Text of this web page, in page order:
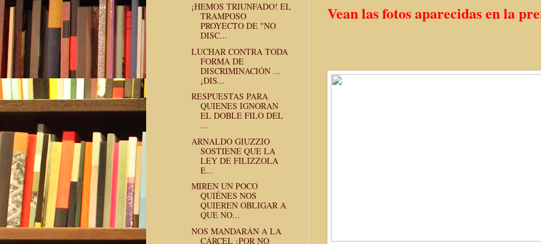
Vean las fotos aparecidas en la
¡HEMOS TRIUNFADO! EL
TRAMPOSO
PROYECTO DE "NO
DISC...
LUCHAR CONTRA TODA
FORMA DE
DISCRIMINACIÓN ...
¡DIS...
RESPUESTAS PARA
QUIENES IGNORAN
EL DOBLE FILO DEL
...
ARNALDO GIUZZIO
SOSTIENE QUE LA
LEY DE FILIZZOLA
E...
MIREN UN POCO
QUIÉNES NOS
QUIEREN OBLIGAR A
QUE NO...
NOS MANDARÁN A LA
CÁRCEL ¡POR NO